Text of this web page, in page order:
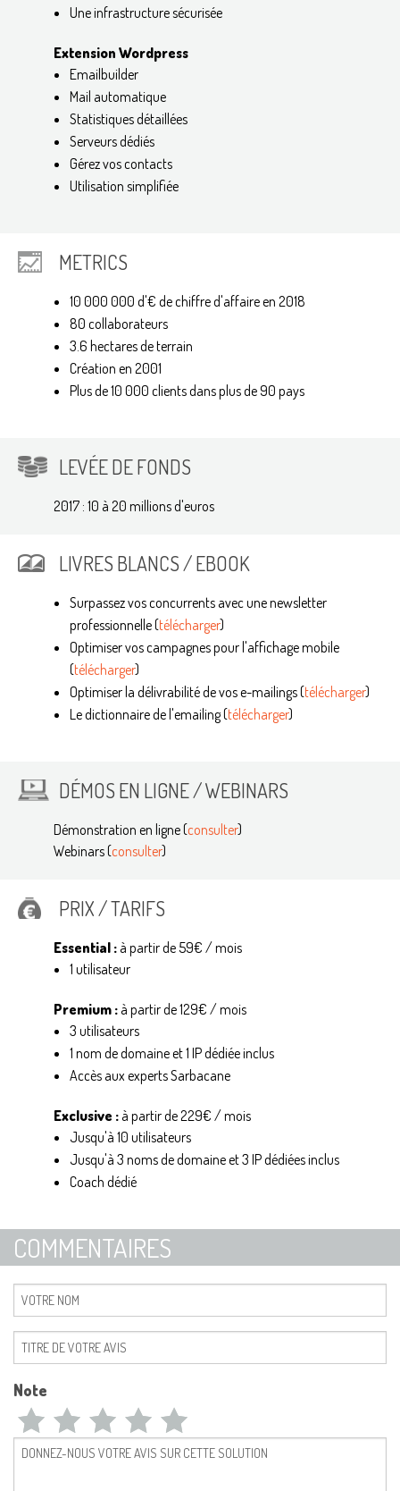
Une infrastructure sécurisée
Extension Wordpress
Emailbuilder
Mail automatique
Statistiques détaillées
Serveurs dédiés
Gérez vos contacts
Utilisation simplifiée
METRICS
10 000 000 d'€ de chiffre d'affaire en 2018
80 collaborateurs
3.6 hectares de terrain
Création en 2001
Plus de 10 000 clients dans plus de 90 pays
LEVÉE DE FONDS
2017 : 10 à 20 millions d'euros
LIVRES BLANCS / EBOOK
Surpassez vos concurrents avec une newsletter
professionnelle (télécharger)
Optimiser vos campagnes pour l'affichage mobile
(télécharger)
Optimiser la délivrabilité de vos e-mailings (télécharger)
Le dictionnaire de l'emailing (télécharger)
DÉMOS EN LIGNE / WEBINARS
Démonstration en ligne (consulter)
Webinars (consulter)
PRIX / TARIFS
Essential : à partir de 59€ / mois
1 utilisateur
Premium : à partir de 129€ / mois
3 utilisateurs
1 nom de domaine et 1 IP dédiée inclus
Accès aux experts Sarbacane
Exclusive : à partir de 229€ / mois
Jusqu'à 10 utilisateurs
Jusqu'à 3 noms de domaine et 3 IP dédiées inclus
Coach dédié
COMMENTAIRES
Note